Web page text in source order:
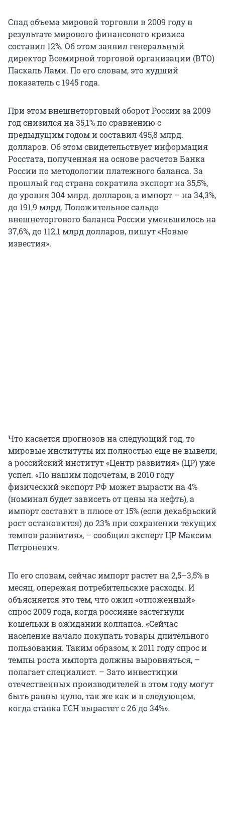
Спад объема мировой торговли в 2009 году в
результате мирового финансового кризиса
составил 12%. Об этом заявил генеральный
директор Всемирной торговой организации (ВТО)
Паскаль Лами. По его словам, это худший
показатель с 1945 года.
При этом внешнеторговый оборот России за 2009
год снизился на 35,1% по сравнению с
предыдущим годом и составил 495,8 млрд.
долларов. Об этом свидетельствует информация
Росстата, полученная на основе расчетов Банка
России по методологии платежного баланса. За
прошлый год страна сократила экспорт на 35,5%,
до уровня 304 млрд. долларов, а импорт – на 34,3%,
до 191,9 млрд. Положительное сальдо
внешнеторгового баланса России уменьшилось на
37,6%, до 112,1 млрд долларов, пишут «Новые
известия».
Что касается прогнозов на следующий год, то
мировые институты их полностью еще не вывели,
а российский институт «Центр развития» (ЦР) уже
успел. «По нашим подсчетам, в 2010 году
физический экспорт РФ может вырасти на 4%
(номинал будет зависеть от цены на нефть), а
импорт составит в плюсе от 15% (если декабрьский
рост остановится) до 23% при сохранении текущих
темпов развития», – сообщил эксперт ЦР Максим
Петроневич.
По его словам, сейчас импорт растет на 2,5–3,5% в
месяц, опережая потребительские расходы. И
объясняется это тем, что ожил «отложенный»
спрос 2009 года, когда россияне застегнули
кошельки в ожидании коллапса. «Сейчас
население начало покупать товары длительного
пользования. Таким образом, к 2011 году спрос и
темпы роста импорта должны выровняться, –
полагает специалист. – Зато инвестиции
отечественных производителей в этом году могут
быть равны нулю, так же как и в следующем,
когда ставка ЕСН вырастет с 26 до 34%».